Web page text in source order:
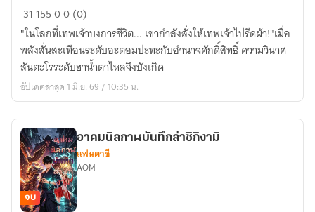
จักรวาล
นัก
ซัก
ผ้า
ไมโคร
31 15500 (0)
"ในโลกที่เทพเจ้าบงการชีวิต... เขากำลังสั่งให้เทพเจ้าไปรีดผ้า!"เมื่อ
พลังสั่นสะเทือนระดับอะตอมปะทะกับอำนาจศักดิ์สิทธิ์ ความวินาศ
สันตะโรระดับฮาน้ำตาไหลจึงบังเกิด
อัปเดตล่าสุด 1 มิ.ย. 69 / 10:35 น.
จบ
อาคมนิลกาฬบันทึกล่าชิกิงามิ
แฟนตาซี
AOM